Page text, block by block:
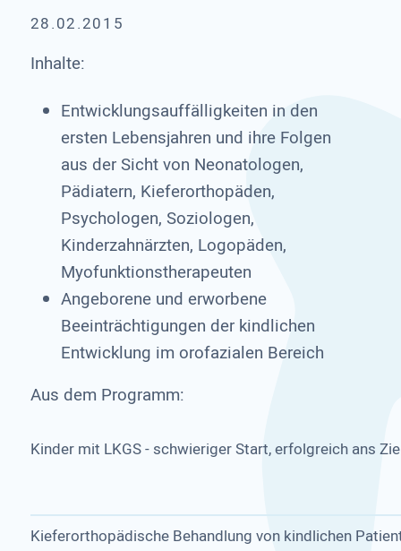
28.02.2015
Inhalte:
Entwicklungsauffälligkeiten in den
ersten Lebensjahren und ihre Folgen
aus der Sicht von Neonatologen,
Pädiatern, Kieferorthopäden,
Psychologen, Soziologen,
Kinderzahnärzten, Logopäden,
Myofunktionstherapeuten
Angeborene und erworbene
Beeinträchtigungen der kindlichen
Entwicklung im orofazialen Bereich
Aus dem Programm:
Kinder mit LKGS - schwieriger Start, erfolgreich ans
Kieferorthopädische Behandlung von kindlichen